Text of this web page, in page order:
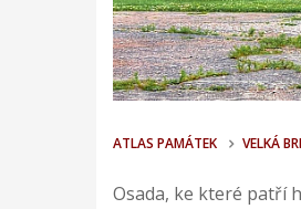
ATLAS PAMÁTEK VELKÁ
Osada, ke které patří